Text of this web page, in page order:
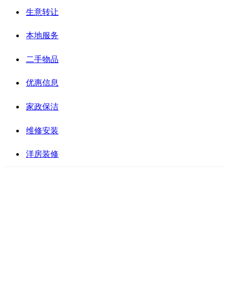
生意转让
本地服务
二手物品
优惠信息
家政保洁
维修安装
洋房装修